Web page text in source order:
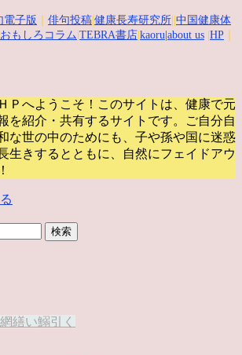
電子版 俳句投稿 健康長寿研究所 中国健康体
おもしろコラム TEBRA書店 kaoru |about us HP
Ｐへようこそ！このサイトは、健康で元
を紹介・共有するサイトです。
ご自分自
な世の中のためにも、子や孫や国に迷惑
生きするとともに、自然にフェイドアウ
網繕い鰯引く